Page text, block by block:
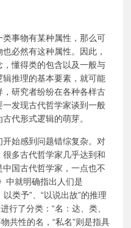
事物有某种属性，那么可
必然有这种属性。因此，
懂得类的包含以及一般与
推理的基本要素，就可能
研究者纷纷在各种各样古
发现古代哲学家谈到一般
代形式逻辑的萌芽。
始感到问题错综复杂。对
多古代哲学家几乎达到和
国古代哲学家，一点也不
中就明确指出人们是
类予”、“以说出故”的推理
行了分类：“名：达、类、
共性的名，“私名”则是指具